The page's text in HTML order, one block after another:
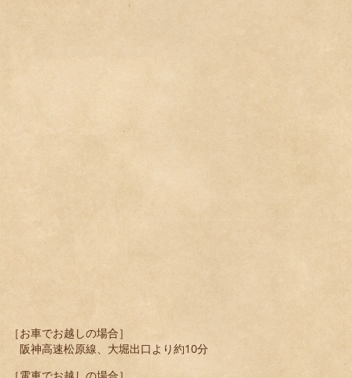
［お車でお越しの場合］
阪神高速松原線、大堀出口より約10分